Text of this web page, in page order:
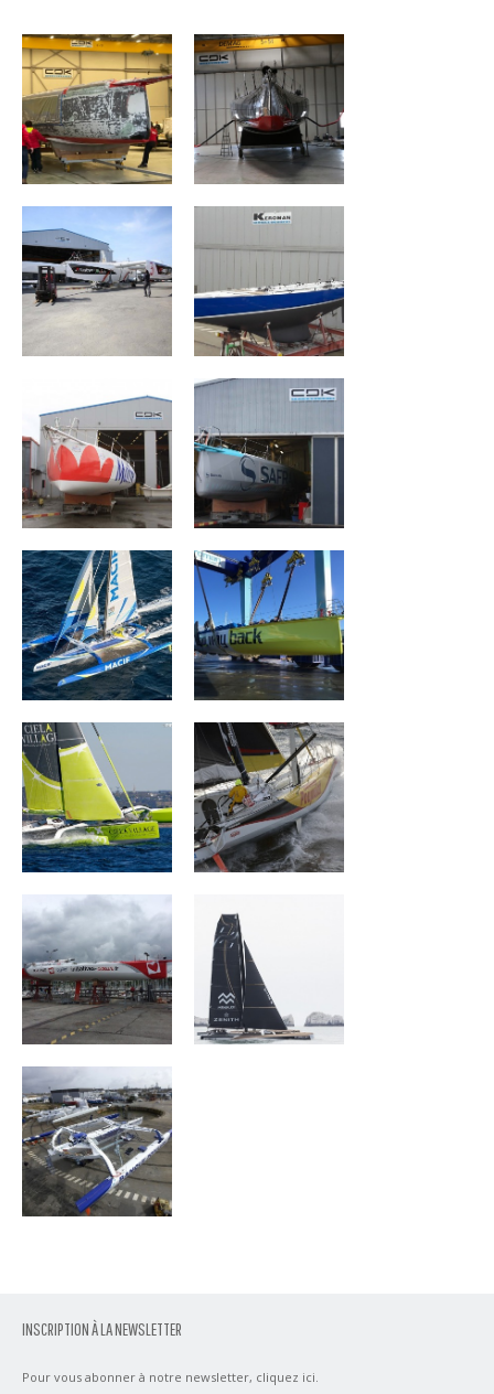
FenêtréA-Mix
Buffet
FRANCE I
Maître Coq Safran 2
TRIMARAN MACIF No Way Back
Célia Village
Cheminées
Poujoulat
Initiatives Coeur
MAXI TRIMARAN
SPINDRIFT 2
Banque
Poupulaire VII
INSCRIPTION À LA NEWSLETTER
Pour vous abonner à notre newsletter, cliquez ici.